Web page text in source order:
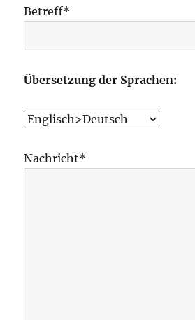
Betreff*
Übersetzung der Sprachen:
Nachricht*